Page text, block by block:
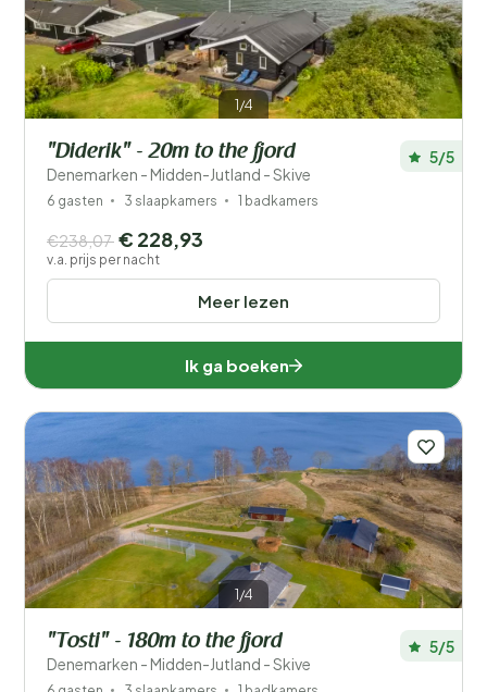
1/4
"Diderik" - 20m to the fjord
Denemarken - Midden-Jutland - Skive
5/5
6 gasten 3 slaapkamers 1 badkamers
Meer lezen
€238,07 € 228,93
v.a. prijs per nacht
Ik ga boeken
1/4
"Tosti" - 180m to the fjord
Denemarken - Midden-Jutland - Skive
5/5